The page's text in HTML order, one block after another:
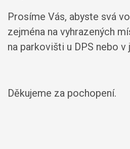
Prosíme Vás, abyste svá
zejména na vyhrazených
na parkovišti u DPS nebo
Děkujeme za pochopení.